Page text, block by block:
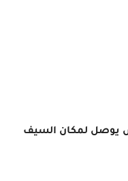
يوصل لمكان السيف